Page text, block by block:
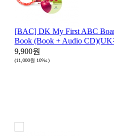
[BAC] DK My First ABC
Book (Book + Audio
9,900원
(11,000원 10%↓)